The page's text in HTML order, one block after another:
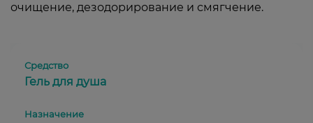
очищение, дезодорирование и смягчение.
Гель для душа